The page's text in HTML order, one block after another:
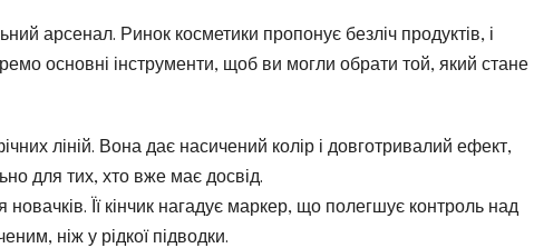
арсенал. Ринок косметики пропонує безліч продуктів, і
основні інструменти, щоб ви могли обрати той, який стане
ліній. Вона дає насичений колір і довготривалий ефект,
для тих, хто вже має досвід.
новачків. Її кінчик нагадує маркер, що полегшує контроль над
ніж у рідкої підводки.